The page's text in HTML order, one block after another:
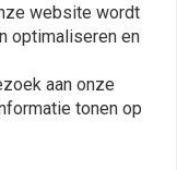
website wordt
optimaliseren en
aan onze
tonen op